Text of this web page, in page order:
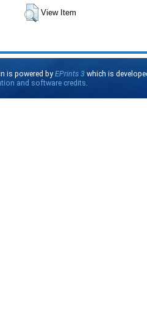
View Item
is powered byEPrints 3 which is
and software credits.